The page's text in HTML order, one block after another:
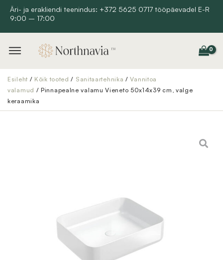
Skip
content
Äri- ja erakliendi teenindus: +372 5625 0717 tööpäevadel E-R
9:00 – 17:00
Esileht / Kõik tooted / Sanitaartehnika /Vannitoa
valamud / Pinnapealne valamu Vieneto 50x14x39 cm, valge
keraamika